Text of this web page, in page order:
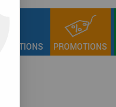
FIXATIONS PROMOTIONS